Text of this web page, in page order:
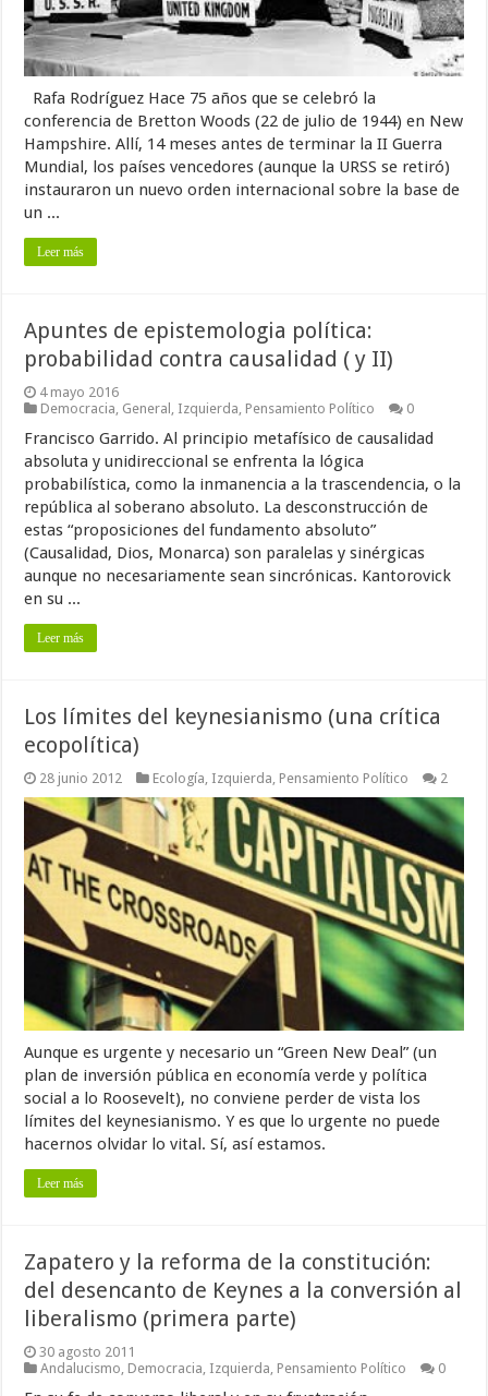
Rafa Rodríguez Hace 75 años que se celebró la
conferencia de Bretton Woods (22 de julio de 1944) en New
Hampshire. Allí, 14 meses antes de terminar la II Guerra
Mundial, los países vencedores (aunque la URSS se retiró)
instauraron un nuevo orden internacional sobre la base de
un ...
Leer más
Apuntes de epistemologia política:
probabilidad contra causalidad ( y II)
4 mayo 2016
Democracia General Izquierda Pensamiento Político 0
Francisco Garrido. Al principio metafísico de causalidad
absoluta y unidireccional se enfrenta la lógica
probabilística, como la inmanencia a la trascendencia, o la
república al soberano absoluto. La desconstrucción de
estas “proposiciones del fundamento absoluto”
(Causalidad, Dios, Monarca) son paralelas y sinérgicas
aunque no necesariamente sean sincrónicas. Kantorovick
en su ...
Leer más
Los límites del keynesianismo (una crítica
ecopolítica)
28 junio 2012 Ecología Izquierda Pensamiento Político 2
Aunque es urgente y necesario un “Green New Deal” (un
plan de inversión pública en economía verde y política
social a lo Roosevelt), no conviene perder de vista los
límites del keynesianismo. Y es que lo urgente no puede
hacernos olvidar lo vital. Sí, así estamos.
Leer más
Zapatero y la reforma de la constitución:
del desencanto de Keynes a la conversión al
liberalismo (primera parte)
30 agosto 2011
Andalucismo, Democracia, Izquierda, Pensamiento Político 0